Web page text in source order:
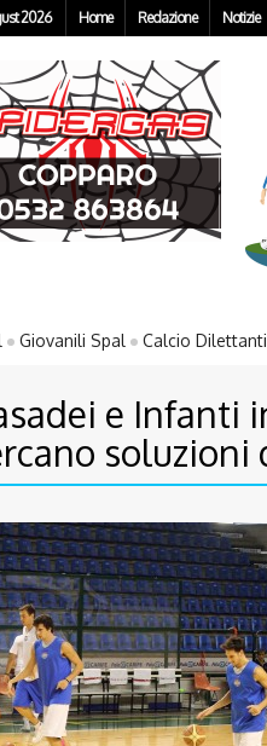
2026 Home Redazione Notizie
Giovanili Spal Calcio Dilettanti
e Infanti
soluzioni